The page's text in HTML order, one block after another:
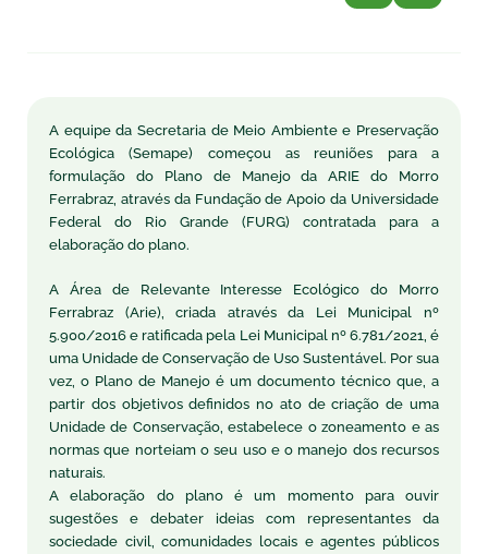
A equipe da Secretaria de Meio Ambiente e Preservação
Ecológica (Semape) começou as reuniões para a
formulação do Plano de Manejo da ARIE do Morro
Ferrabraz, através da Fundação de Apoio da Universidade
Federal do Rio Grande (FURG) contratada para a
elaboração do plano.
A Área de Relevante Interesse Ecológico do Morro
Ferrabraz (Arie), criada através da Lei Municipal nº
5.900/2016 e ratificada pela Lei Municipal nº 6.781/2021, é
uma Unidade de Conservação de Uso Sustentável. Por sua
vez, o Plano de Manejo é um documento técnico que, a
partir dos objetivos definidos no ato de criação de uma
Unidade de Conservação, estabelece o zoneamento e as
normas que norteiam o seu uso e o manejo dos recursos
naturais.
A elaboração do plano é um momento para ouvir
sugestões e debater ideias com representantes da
sociedade civil, comunidades locais e agentes públicos